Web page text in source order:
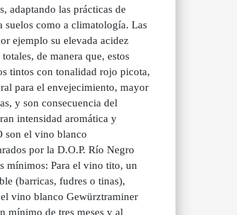
adaptando las prácticas de
suelos como a climatología. Las
ejemplo su elevada acidez
de manera que, estos
tintos con tonalidad rojo picota,
para el envejecimiento, mayor
y son consecuencia del
intensidad aromática y
son el vino blanco
por la D.O.P. Río Negro
mínimos: Para el vino tito, un
(barricas, fudres o tinas),
vino blanco Gewürztraminer
mínimo de tres meses y al